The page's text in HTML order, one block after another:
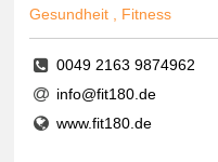
Gesundheit , Fitness
0049 2163 9874962
info@fit180.de
www.fit180.de